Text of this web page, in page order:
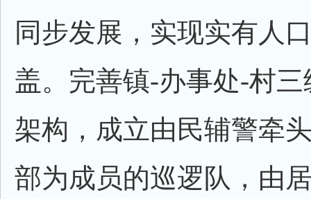
同步发展，实现实有人
盖。完善镇-办事处-村
架构，成立由民辅警牵
部为成员的巡逻队，由